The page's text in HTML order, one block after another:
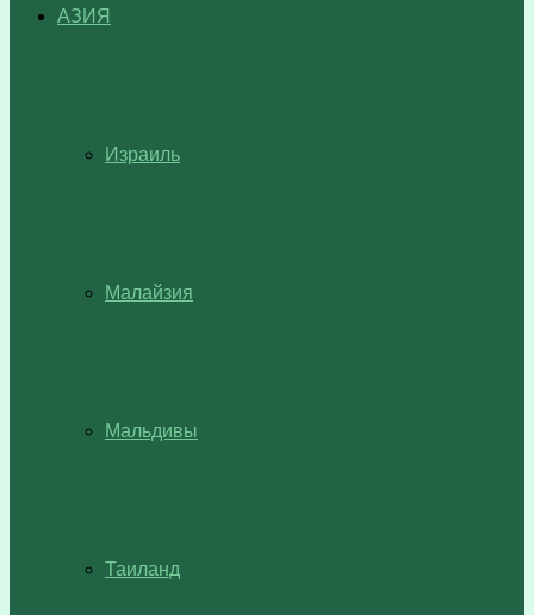
АЗИЯ
Израиль
Малайзия
Мальдивы
Таиланд